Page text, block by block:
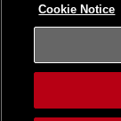
Cookie Notice